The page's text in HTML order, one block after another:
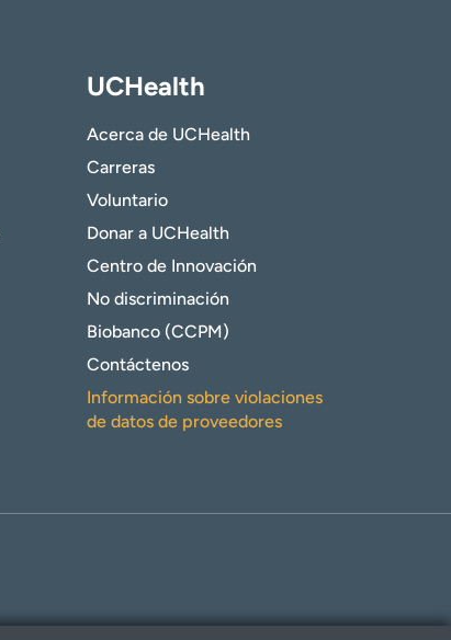
UCHealth
Acerca de UCHealth
Carreras
Voluntario
Donar a UCHealth
Centro de Innovación
No discriminación
Biobanco (CCPM)
Contáctenos
Información sobre violaciones
de datos de proveedores